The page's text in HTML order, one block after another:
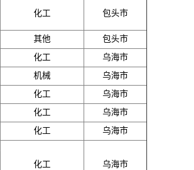
化工 包头市
其他
包头市
化工
乌海市
机械
乌海市
化工
乌海市
化工
乌海市
化工 乌海市
化工 乌海市